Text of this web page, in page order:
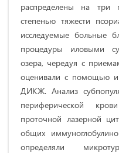
распределены на
степенью тяжести
исследуемые больные
процедуры иловыми
озера, чередуя с
оценивали с помощью
ДИКЖ. Анализ
периферической
проточной лазерной
общих
определяли